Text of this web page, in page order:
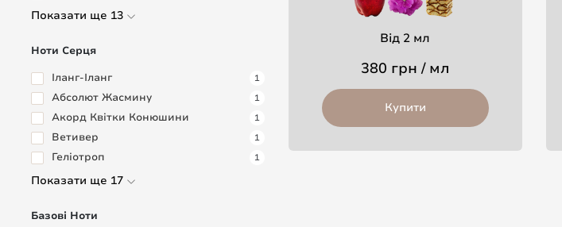
Показати ще 13
Ноти Серця
Іланг-Іланг
1
Абсолют Жасмину 1
Акорд Квітки Конюшини 1
Ветивер 1
Геліотроп 1
Показати ще 17
Базові Ноти
Від 2 мл
380 грн / мл
Купити